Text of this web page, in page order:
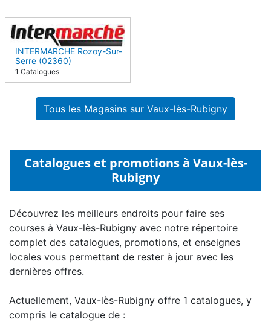
INTERMARCHE Rozoy-Sur-
Serre (02360)
1 Catalogues
Tous les Magasins sur Vaux-lès-Rubigny
Catalogues et promotions à Vaux-lès-
Rubigny
Découvrez les meilleurs endroits pour faire ses
courses à Vaux-lès-Rubigny avec notre répertoire
complet des catalogues, promotions, et enseignes
locales vous permettant de rester à jour avec les
dernières offres.
Actuellement, Vaux-lès-Rubigny offre 1 catalogues, y
compris le catalogue de :